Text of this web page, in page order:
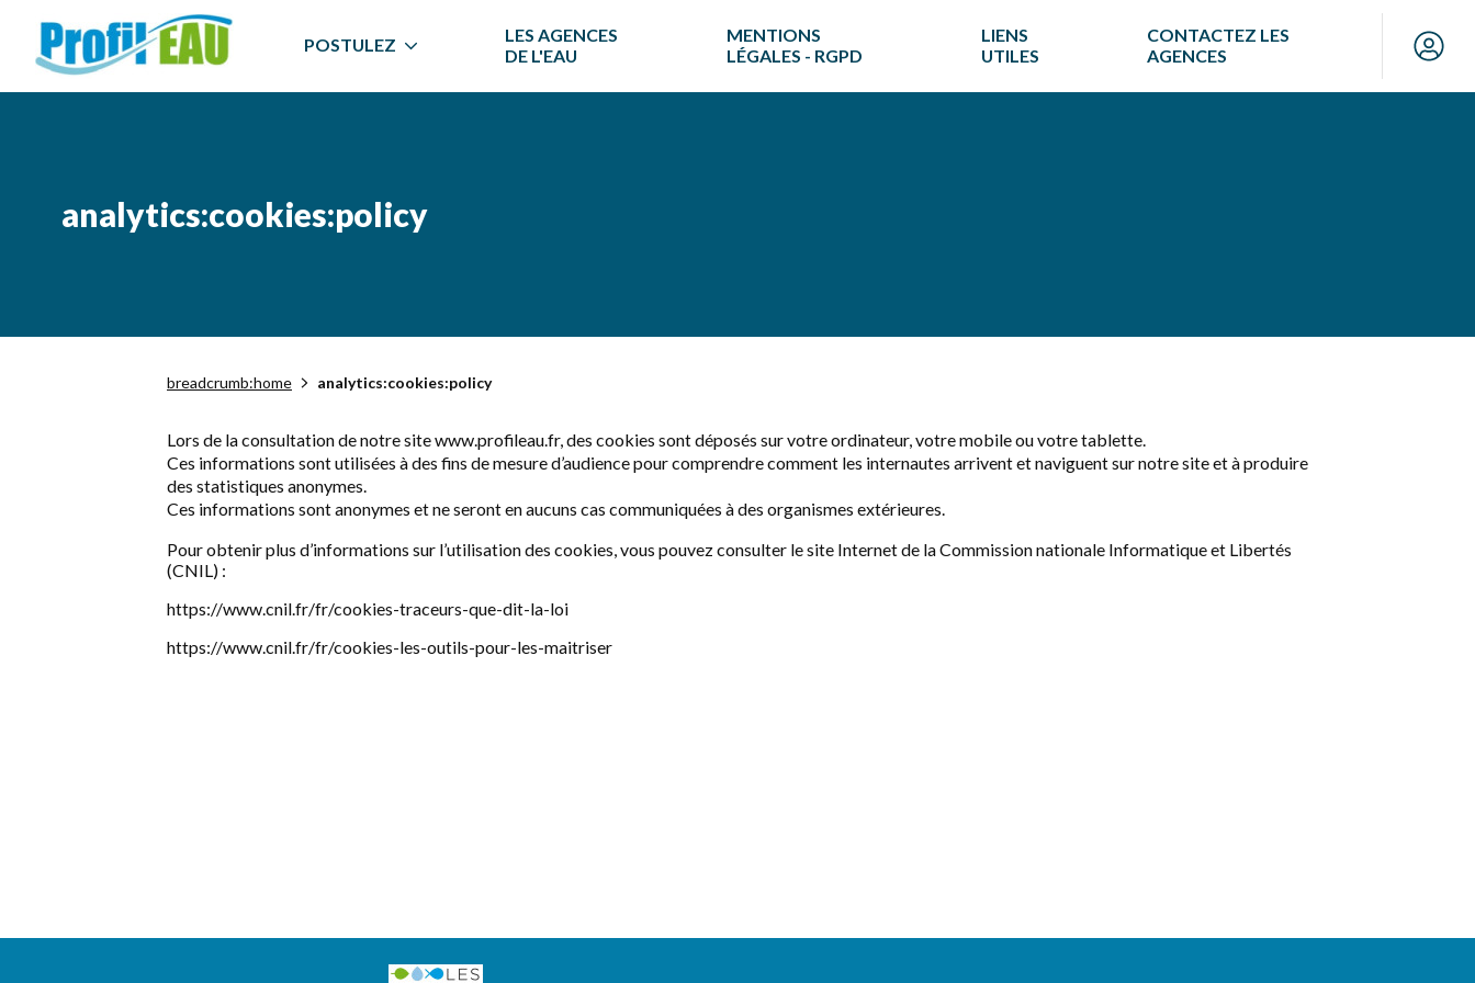
POSTULEZ
LES AGENCES
DE L'EAU
MENTIONS
LÉGALES - RGPD
LIENS
UTILES
CONTACTEZ LES
AGENCES
analytics:cookies:policy
breadcrumb:home analytics:cookies:policy
Lors de la consultation de notre site www.profileau.fr, des cookies sont déposés sur votre ordinateur, votre mobile ou votre tablette.
Ces informations sont utilisées à des fins de mesure d’audience pour comprendre comment les internautes arrivent et naviguent sur notre site et à produire
des statistiques anonymes.
Ces informations sont anonymes et ne seront en aucuns cas communiquées à des organismes extérieures.
Pour obtenir plus d’informations sur l’utilisation des cookies, vous pouvez consulter le site Internet de la Commission nationale Informatique et Libertés
(CNIL) :
https://www.cnil.fr/fr/cookies-traceurs-que-dit-la-loi
https://www.cnil.fr/fr/cookies-les-outils-pour-les-maitriser